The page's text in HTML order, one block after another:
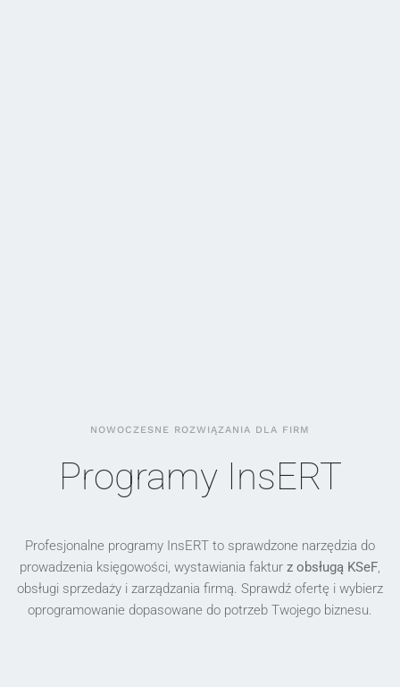
NOWOCZESNE ROZWIĄZANIA DLA FIRM
Programy InsERT
Profesjonalne programy InsERT to sprawdzone narzędzia do
prowadzenia księgowości, wystawiania faktur z obsługą KSeF,
obsługi sprzedaży i zarządzania firmą. Sprawdź ofertę i wybierz
oprogramowanie dopasowane do potrzeb Twojego biznesu.